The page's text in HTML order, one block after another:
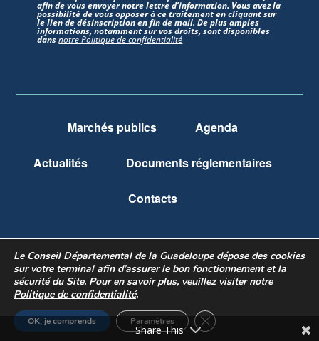
afin de vous envoyer notre lettre d’information. Vous avez la
possibilité de vous opposer à ce traitement en cliquant sur
le lien de désinscription en fin de mail. De plus amples
informations, notamment sur vos droits, sont disponibles
dansnotre Politique de confidentialité
Marchés publics Agenda
Actualités Documents réglementaires
Contacts
Mentions légales Politique de confidentialité
Règlement des jeux concours
Le Conseil Départemental de la Guadeloupe dépose des cookies
sur votre terminal afin d’assurer le bon fonctionnement et la
sécurité du Site. Pour en savoir plus, veuillez visiter notre
Politique de confidentialité.
OK, je comprends Paramètres
Fermer la bannière des
Share This